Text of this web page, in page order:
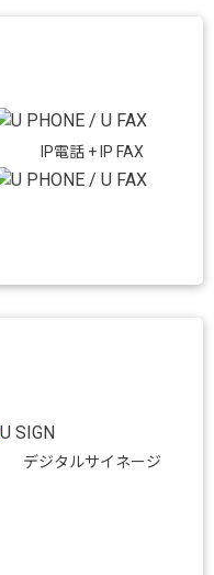
IP電話 + IP FAX
デジタルサイネージ